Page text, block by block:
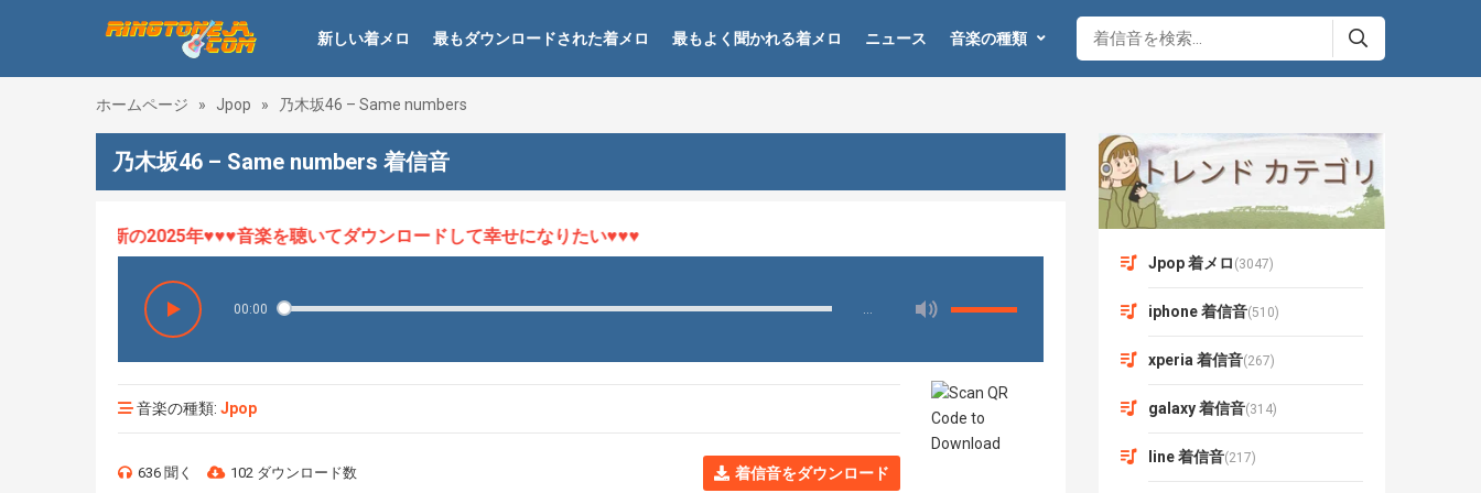
新しい着メロ 最もダウンロードされた着メロ 最もよく聞かれる着メロ ニュース 音楽の種類
ホームページ » Jpop » 乃木坂46 – Same numbers
乃木坂46 – Same numbers 着信音
、最新の2025年♥♥♥音楽を聴いてダウンロードして幸せになりたい♥♥♥
00:00
音楽の種類: Jpop
636 聞く 102 ダウンロード数 着信音をダウンロード
Jpop 着メロ (3047)
iphone 着信音(510)
xperia 着信音(267)
galaxy 着信音(314)
line 着信音(217)